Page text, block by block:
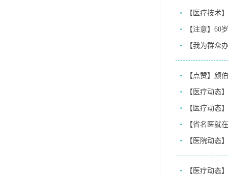
·
【医疗技术
· 【注意】60
· 【我为群众
·
·
【医疗动态
· 【医疗动态
·
·
【医院动态
· 【医疗动态